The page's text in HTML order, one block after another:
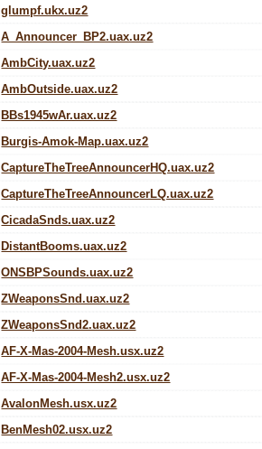
glumpf.ukx.uz2
A_Announcer_BP2.uax.uz2
AmbCity.uax.uz2
AmbOutside.uax.uz2
BBs1945wAr.uax.uz2
Burgis-Amok-Map.uax.uz2
CaptureTheTreeAnnouncerHQ.uax.uz2
CaptureTheTreeAnnouncerLQ.uax.uz2
CicadaSnds.uax.uz2
DistantBooms.uax.uz2
ONSBPSounds.uax.uz2
ZWeaponsSnd.uax.uz2
ZWeaponsSnd2.uax.uz2
AF-X-Mas-2004-Mesh.usx.uz2
AF-X-Mas-2004-Mesh2.usx.uz2
AvalonMesh.usx.uz2
BenMesh02.usx.uz2